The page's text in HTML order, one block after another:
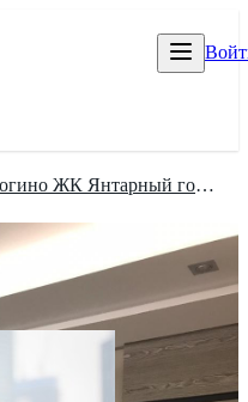
Пентхаус в строгино ЖК Янтарный город